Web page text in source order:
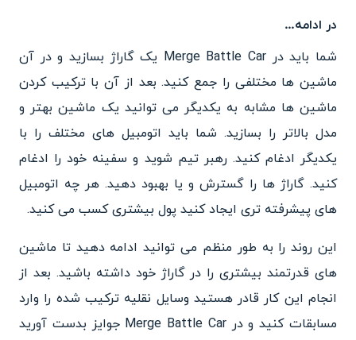
در ادامه…
شما باید در Merge Battle Car یک گاراژ بسازید و در آن
ماشین ها مختلفی را جمع کنید. بعد از آن با ترکیب کردن
ماشین ها مشابه به یکدیگر می توانید یک ماشین بهتر و
مدل بالاتر را بسازید. شما باید اتومبیل های مختلف را با
یکدیگر ادغام کنید. رهبر تیم شوید و سفینه خود را ادغام
کنید. گاراژ ها را گسترش و یا بهبود دهید. هر چه اتومبیل
های پیشرفته تری ایجاد کنید پول بیشتری کسب می کنید.
این روند را به طور منظم می توانید ادامه دهید تا ماشین
های قدرتمند بیشتری را در گاراژ خود داشته باشید. بعد از
انجام این کار قادر هستید وسایل نقلیه ترکیب شده را وارد
مسابقات کنید و در Merge Battle Car جوایز بدست آورید